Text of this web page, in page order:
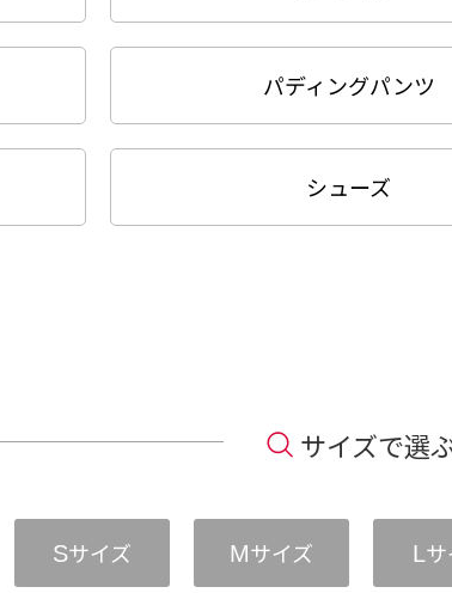
パディングパンツ
シューズ
サイズで選
Sサイズ Mサイズ L